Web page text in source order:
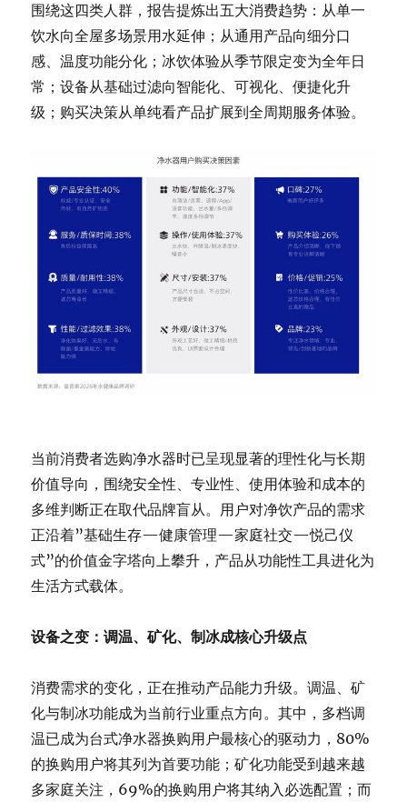
围绕这四类人群，报告提炼出五大消费趋势：从单一
饮水向全屋多场景用水延伸；从通用产品向细分口
感、温度功能分化；冰饮体验从季节限定变为全年日
常；设备从基础过滤向智能化、可视化、便捷化升
级；购买决策从单纯看产品扩展到全周期服务体验。
当前消费者选购净水器时已呈现显著的理性化与长期
价值导向，围绕安全性、专业性、使用体验和成本的
多维判断正在取代品牌盲从。用户对净饮产品的需求
正沿着”基础生存—健康管理—家庭社交—悦己仪
式”的价值金字塔向上攀升，产品从功能性工具进化为
生活方式载体。
设备之变：调温、矿化、制冰成核心升级点
消费需求的变化，正在推动产品能力升级。调温、矿
化与制冰功能成为当前行业重点方向。其中，多档调
温已成为台式净水器换购用户最核心的驱动力，80%
的换购用户将其列为首要功能；矿化功能受到越来越
多家庭关注，69%的换购用户将其纳入必选配置；而